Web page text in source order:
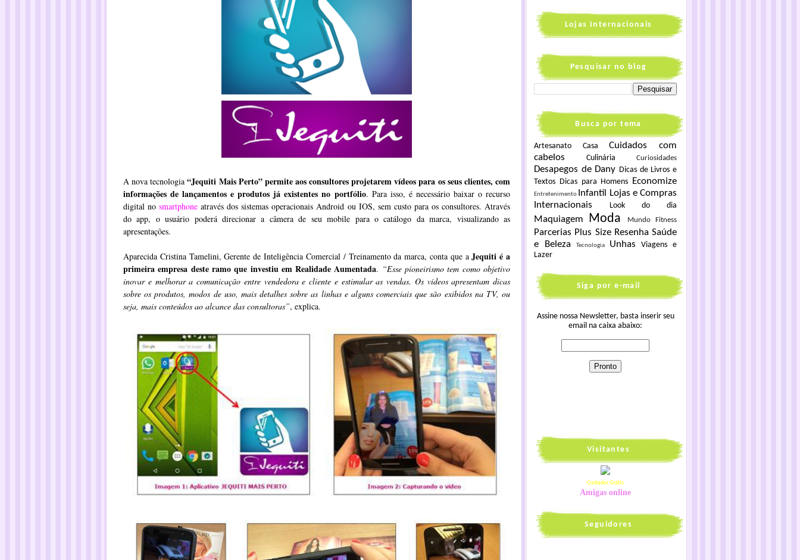
A nova tecnologia“Jequiti Mais Perto” permite aos consultores projetarem vídeos para os seus clientes, com
informações de lançamentos e produtos já existentes no portfólio. Para isso, é necessário baixar o recurso
digital nosmartphone através dos sistemas operacionais Android ou IOS, sem custo para os consultores. Através
do app, o usuário poderá direcionar a câmera de seu mobile para o catálogo da marca, visualizando as
apresentações.
Aparecida Cristina Tamelini, Gerente de Inteligência Comercial / Treinamento da marca, conta que aJequiti é a
primeira empresa deste ramo que investiu em Realidade Aumentada. “Esse pioneirismo tem como objetivo
inovar e melhorar a comunicação entre vendedora e cliente e estimular as vendas. Os vídeos apresentam dicas
sobre os produtos, modos de uso, mais detalhes sobre as linhas e alguns comerciais que são exibidos na TV, ou
seja, mais conteúdos ao alcance das consultoras”, explica.
Lojas Internacionais
Pesquisar no blog
Busca por tema
Artesanato Casa
Cuidados com
cabelos
Culinária Curiosidades
Desapegos de Dany Dicas de Livros e
Textos Dicas para Homens Economize
Entretenimento Infantil
Lojas e Compras
Internacionais
Look do dia
Maquiagem Moda Mundo Fitness
Parcerias Plus Size Resenha Saúde
e Beleza
Tecnologia Unhas
Viagens e
Lazer
Siga por e-mail
Assine nossa Newsletter, basta inserir seu
email na caixa abaixo:
Visitantes
Contador Grátis
Amigas online
Seguidores